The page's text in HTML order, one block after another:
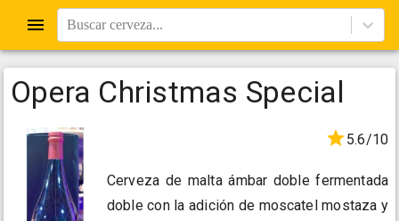
Buscar cerveza...
Opera Christmas Special
5.6/10
Cerveza de malta ámbar doble fermentada
doble con la adición de moscatel mostaza y